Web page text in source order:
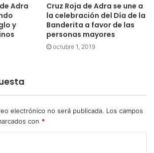
Adra
y
Cruz Roja de Adra se une a
la celebración del Día de la
Banderita a favor de las
personas mayores
octubre 1, 2019
electrónico no será publicada. Los campos
con *